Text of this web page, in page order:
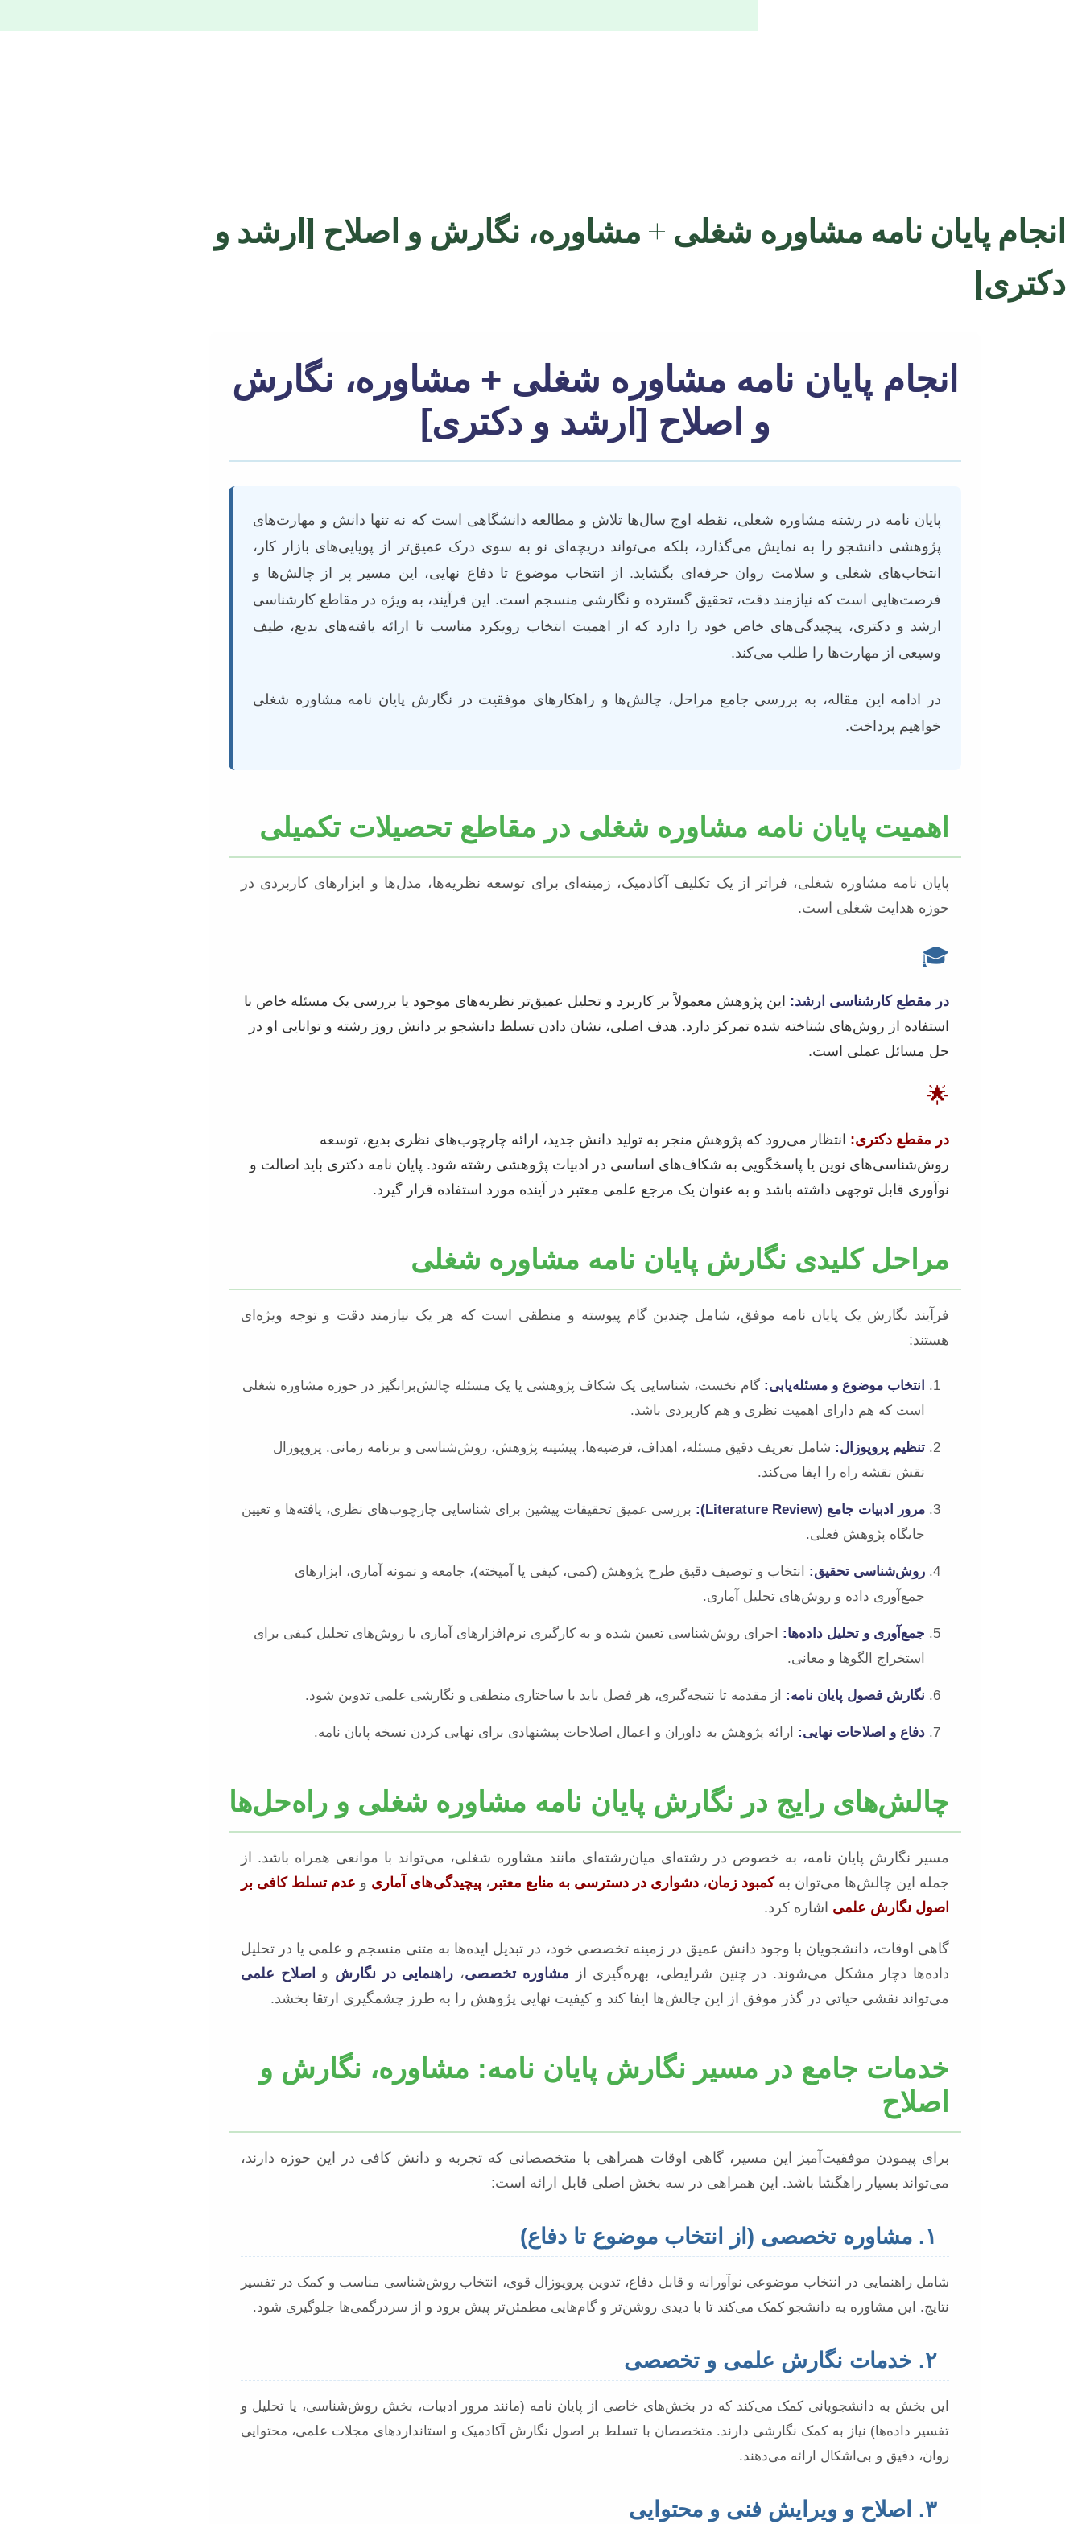
انجام پایان نامه مشاوره شغلی + مشاوره، نگارش و اصلاح [ارشد و
دکتری]
انجام پایان نامه مشاوره شغلی + مشاوره، نگارش
و اصلاح [ارشد و دکتری]
پایان نامه در رشته مشاوره شغلی، نقطه اوج سال‌ها تلاش و مطالعه دانشگاهی است که نه تنها دانش و مهارت‌های
پژوهشی دانشجو را به نمایش می‌گذارد، بلکه می‌تواند دریچه‌ای نو به سوی درک عمیق‌تر از پویایی‌های بازار کار،
انتخاب‌های شغلی و سلامت روان حرفه‌ای بگشاید. از انتخاب موضوع تا دفاع نهایی، این مسیر پر از چالش‌ها و
فرصت‌هایی است که نیازمند دقت، تحقیق گسترده و نگارشی منسجم است. این فرآیند، به ویژه در مقاطع کارشناسی
ارشد و دکتری، پیچیدگی‌های خاص خود را دارد که از اهمیت انتخاب رویکرد مناسب تا ارائه یافته‌های بدیع، طیف
وسیعی از مهارت‌ها را طلب می‌کند.
در ادامه این مقاله، به بررسی جامع مراحل، چالش‌ها و راهکارهای موفقیت در نگارش پایان نامه مشاوره شغلی
خواهیم پرداخت.
اهمیت پایان نامه مشاوره شغلی در مقاطع تحصیلات تکمیلی
پایان نامه مشاوره شغلی، فراتر از یک تکلیف آکادمیک، زمینه‌ای برای توسعه نظریه‌ها، مدل‌ها و ابزارهای کاربردی در
حوزه هدایت شغلی است.
🎓
در مقطع کارشناسی ارشد: این پژوهش معمولاً بر کاربرد و تحلیل عمیق‌تر نظریه‌های موجود یا بررسی یک مسئله خاص با
استفاده از روش‌های شناخته شده تمرکز دارد. هدف اصلی، نشان دادن تسلط دانشجو بر دانش روز رشته و توانایی او در
حل مسائل عملی است.
🌟
در مقطع دکتری: انتظار می‌رود که پژوهش منجر به تولید دانش جدید، ارائه چارچوب‌های نظری بدیع، توسعه
روش‌شناسی‌های نوین یا پاسخگویی به شکاف‌های اساسی در ادبیات پژوهشی رشته شود. پایان نامه دکتری باید اصالت و
نوآوری قابل توجهی داشته باشد و به عنوان یک مرجع علمی معتبر در آینده مورد استفاده قرار گیرد.
مراحل کلیدی نگارش پایان نامه مشاوره شغلی
فرآیند نگارش یک پایان نامه موفق، شامل چندین گام پیوسته و منطقی است که هر یک نیازمند دقت و توجه ویژه‌ای
هستند:
انتخاب موضوع و مسئله‌یابی: گام نخست، شناسایی یک شکاف پژوهشی یا یک مسئله چالش‌برانگیز در حوزه مشاوره شغلی
است که هم دارای اهمیت نظری و هم کاربردی باشد.
تنظیم پروپوزال: شامل تعریف دقیق مسئله، اهداف، فرضیه‌ها، پیشینه پژوهش، روش‌شناسی و برنامه زمانی. پروپوزال
نقش نقشه راه را ایفا می‌کند.
مرور ادبیات جامع (Literature Review):
بررسی عمیق تحقیقات پیشین برای شناسایی چارچوب‌های نظری، یافته‌ها و تعیین
جایگاه پژوهش فعلی.
روش‌شناسی تحقیق: انتخاب و توصیف دقیق طرح پژوهش (کمی، کیفی یا آمیخته)، جامعه و نمونه آماری، ابزارهای
جمع‌آوری داده و روش‌های تحلیل آماری.
جمع‌آوری و تحلیل داده‌ها: اجرای روش‌شناسی تعیین شده و به کارگیری نرم‌افزارهای آماری یا روش‌های تحلیل کیفی برای
استخراج الگوها و معانی.
نگارش فصول پایان نامه: از مقدمه تا نتیجه‌گیری، هر فصل باید با ساختاری منطقی و نگارشی علمی تدوین شود.
دفاع و اصلاحات نهایی: ارائه پژوهش به داوران و اعمال اصلاحات پیشنهادی برای نهایی کردن نسخه پایان نامه.
چالش‌های رایج در نگارش پایان نامه مشاوره شغلی و راه‌حل‌ها
مسیر نگارش پایان نامه، به خصوص در رشته‌ای میان‌رشته‌ای مانند مشاوره شغلی، می‌تواند با موانعی همراه باشد. از
جمله این چالش‌ها می‌توان بهکمبود زمان، دشواری در دسترسی به منابع معتبر ، پیچیدگی‌های آماری و عدم تسلط کافی بر
اصول نگارش علمی اشاره کرد.
گاهی اوقات، دانشجویان با وجود دانش عمیق در زمینه تخصصی خود، در تبدیل ایده‌ها به متنی منسجم و علمی یا در تحلیل
داده‌ها دچار مشکل می‌شوند. در چنین شرایطی، بهره‌گیری از مشاوره تخصصی، راهنمایی در نگارش و
اصلاح علمی
می‌تواند نقشی حیاتی در گذر موفق از این چالش‌ها ایفا کند و کیفیت نهایی پژوهش را به طرز چشمگیری ارتقا بخشد.
خدمات جامع در مسیر نگارش پایان نامه: مشاوره، نگارش و
اصلاح
برای پیمودن موفقیت‌آمیز این مسیر، گاهی اوقات همراهی با متخصصانی که تجربه و دانش کافی در این حوزه دارند،
می‌تواند بسیار راهگشا باشد. این همراهی در سه بخش اصلی قابل ارائه است:
۱. مشاوره تخصصی (از انتخاب موضوع تا دفاع)
شامل راهنمایی در انتخاب موضوعی نوآورانه و قابل دفاع، تدوین پروپوزال قوی، انتخاب روش‌شناسی مناسب و کمک در تفسیر
نتایج. این مشاوره به دانشجو کمک می‌کند تا با دیدی روشن‌تر و گام‌هایی مطمئن‌تر پیش برود و از سردرگمی‌ها جلوگیری شود.
۲. خدمات نگارش علمی و تخصصی
این بخش به دانشجویانی کمک می‌کند که در بخش‌های خاصی از پایان نامه (مانند مرور ادبیات، بخش روش‌شناسی، یا تحلیل و
تفسیر داده‌ها) نیاز به کمک نگارشی دارند. متخصصان با تسلط بر اصول نگارش آکادمیک و استانداردهای مجلات علمی، محتوایی
روان، دقیق و بی‌اشکال ارائه می‌دهند.
۳. اصلاح و ویرایش فنی و محتوایی